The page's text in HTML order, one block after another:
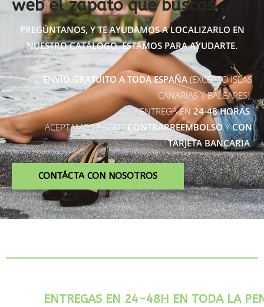
web el zapato que buscas...
PREGÚNTANOS, Y TE AYUDAMOS A LOCALIZARLO EN
NUESTRO CATÁLOGO. ESTAMOS PARA AYUDARTE.
ENVÍO GRATUITO A TODA ESPAÑA (EXCEPTO ISLAS
CANARIAS Y BALEARES).
ENTREGA EN24-48 HORAS.
ACEPTAMOS PAGOS CONTRARREEMBOLSOYCON
TARJETA BANCARIA.
CONTÁCTA CON NOSOTROS
ENTREGAS EN 24-48H EN TODA LA